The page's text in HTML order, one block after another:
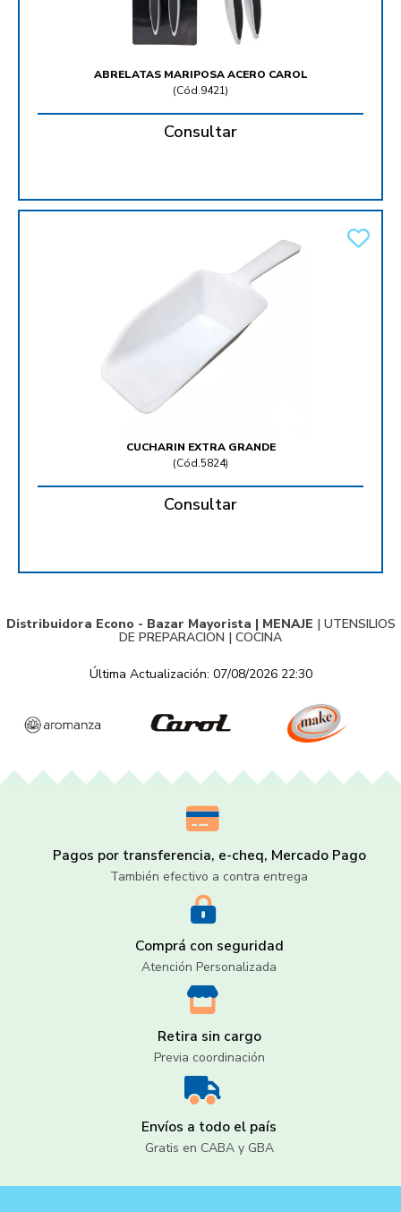
ABRELATAS MARIPOSA ACERO CAROL
(Cód.9421)
Consultar
CUCHARIN EXTRA GRANDE
(Cód.5824)
Consultar
Distribuidora Econo - Bazar Mayorista | MENAJE | UTENSILIOS
DE PREPARACION | COCINA
Última Actualización: 07/08/2026 22:30
Pagos por transferencia, e-cheq, Mercado Pago
También efectivo a contra entrega
Comprá con seguridad
Atención Personalizada
Retira sin cargo
Previa coordinación
Envíos a todo el país
Gratis en CABA y GBA